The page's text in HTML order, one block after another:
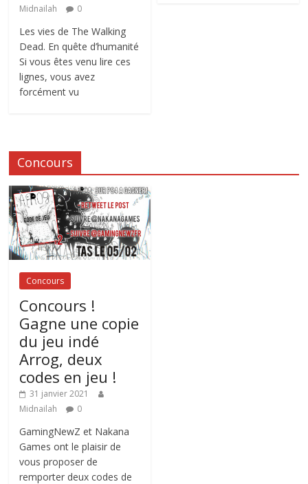
Midnailah
0
Les vies de The Walking
Dead. En quête d’humanité
Si vous êtes venu lire ces
lignes, vous avez
forcément vu
Concours
Concours
Concours !
Gagne une copie
du jeu indé
Arrog, deux
codes en jeu !
31 janvier 2021
Midnailah
0
GamingNewZ et Nakana
Games ont le plaisir de
vous proposer de
remporter deux codes de